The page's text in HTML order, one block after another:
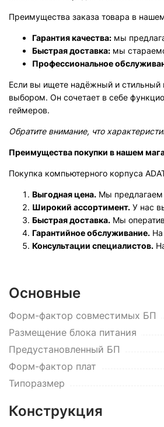
Преимущества заказа товара в
Гарантия качества: мы
Быстрая доставка: мы
Профессиональное
Если вы ищете надёжный и стильный
выбором. Он сочетает в себе
геймеров.
Обратите внимание, что
Преимущества покупки в нашем
Покупка компьютерного корпуса
Выгодная цена. Мы
Широкий ассортимент. У нас
Быстрая доставка. Мы
Гарантийное обслуживание. На
Консультации специалистов.
Основные
Форм-фактор совместимых БП
Размещение блока питания
Предустановленный БП
Форм-фактор плат
Типоразмер
Конструкция